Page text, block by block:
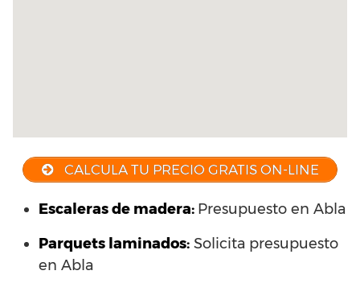
CALCULA TU PRECIO GRATIS ON-LINE
Escaleras de madera: Presupuesto en Abla
Parquets laminados: Solicita presupuesto
en Abla